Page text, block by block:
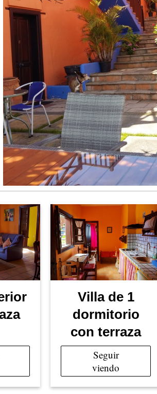
Villa de 1
dormitorio
con terraza
Seguir
viendo